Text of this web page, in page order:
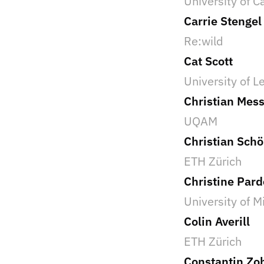
Carrie Stengel
Re:wild
Cat Scott
University of
Christian
UQAM
Christian
ETH Zürich
Christine
University of
Colin Averill
ETH Zürich